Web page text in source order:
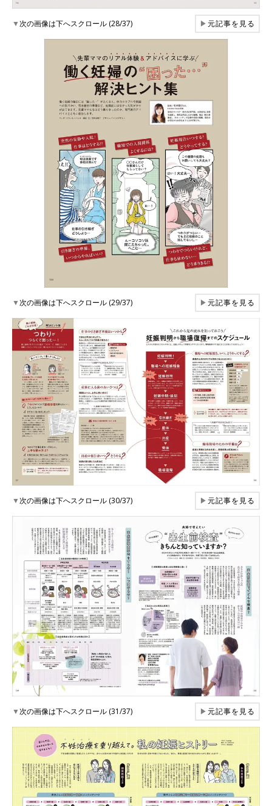
▼次の画像は下へスクロール (28/37) ▶元記事を見る
▼次の画像は下へスクロール (29/37) ▶元記事を見る
▼次の画像は下へスクロール (30/37) ▶元記事を見る
▼次の画像は下へスクロール (31/37) ▶元記事を見る